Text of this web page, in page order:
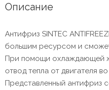
Описание
Антифриз SINTEC
большим ресурсом и
При помощи охлаждающей
отвод тепла от двигателя
Представленный антифриз